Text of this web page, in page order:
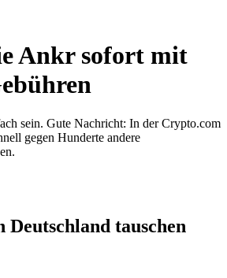
Ankr sofort mit
sein. Gute Nachricht: In der Crypto.com
gegen Hunderte andere
tauschen